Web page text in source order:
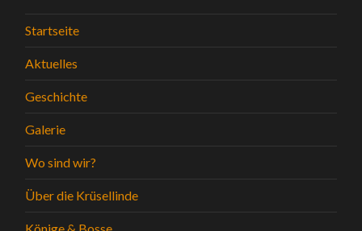
Startseite
Aktuelles
Geschichte
Galerie
Wo sind wir?
Über die Krüsellinde